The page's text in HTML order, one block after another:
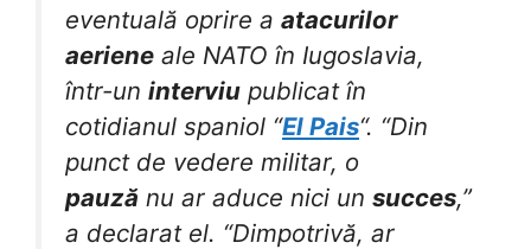
eventuală oprire a atacurilor
aeriene ale NATO în Iugoslavia,
într-un interviu publicat în
cotidianul spaniol “El Pais“. “Din
punct de vedere militar, o
pauză nu ar aduce nici un succes,”
a declarat el. “Dimpotrivă, ar